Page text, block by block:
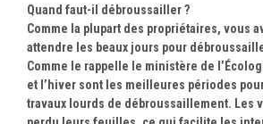
Quand faut-il débroussailler ?
Comme la plupart des propriétaires, vous
attendre les beaux jours pour
Comme le rappelle le ministère de
et l’hiver sont les meilleures périodes
travaux lourds de débroussaillement. Les